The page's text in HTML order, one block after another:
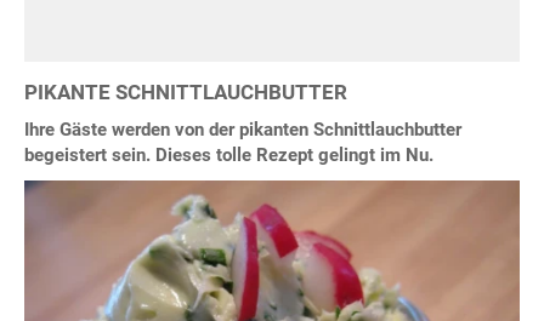
PIKANTE SCHNITTLAUCHBUTTER
Ihre Gäste werden von der pikanten Schnittlauchbutter
begeistert sein. Dieses tolle Rezept gelingt im Nu.